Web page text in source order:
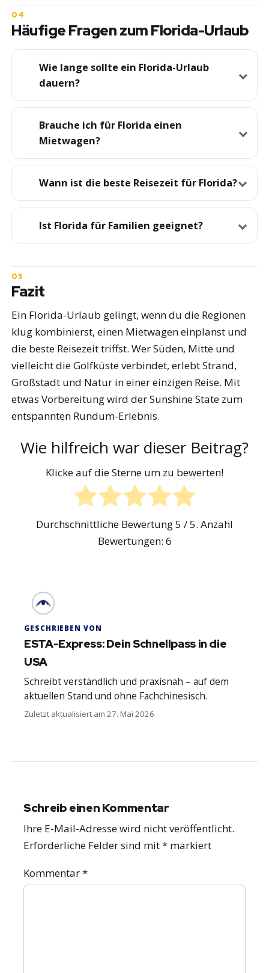
Häufige Fragen zum Florida-Urlaub
Wie lange sollte ein Florida-Urlaub
dauern?
Brauche ich für Florida einen
Mietwagen?
Wann ist die beste Reisezeit für Florida?
Ist Florida für Familien geeignet?
Fazit
Ein Florida-Urlaub gelingt, wenn du die Regionen
klug kombinierst, einen Mietwagen einplanst und
die beste Reisezeit triffst. Wer Süden, Mitte und
vielleicht die Golfküste verbindet, erlebt Strand,
Großstadt und Natur in einer einzigen Reise. Mit
etwas Vorbereitung wird der Sunshine State zum
entspannten Rundum-Erlebnis.
Wie hilfreich war dieser Beitrag?
Klicke auf die Sterne um zu bewerten!
Durchschnittliche Bewertung5 / 5. Anzahl
Bewertungen: 6
GESCHRIEBEN VON
ESTA-Express: Dein Schnellpass in die
USA
Schreibt verständlich und praxisnah – auf dem
aktuellen Stand und ohne Fachchinesisch.
Zuletzt aktualisiert am 27. Mai 2026
Schreib einen Kommentar
Ihre E-Mail-Adresse wird nicht veröffentlicht.
Erforderliche Felder sind mit* markiert
Kommentar*